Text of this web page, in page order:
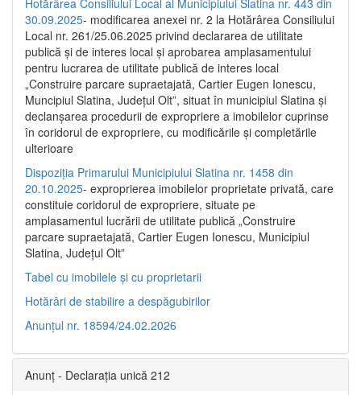
Hotărârea Consiliului Local al Municipiului Slatina nr. 443 din
30.09.2025- modificarea anexei nr. 2 la Hotărârea Consiliului
Local nr. 261/25.06.2025 privind declararea de utilitate
publică şi de interes local şi aprobarea amplasamentului
pentru lucrarea de utilitate publică de interes local
„Construire parcare supraetajată, Cartier Eugen Ionescu,
Muncipiul Slatina, Judeţul Olt”, situat în municipiul Slatina şi
declanşarea procedurii de expropriere a imobilelor cuprinse
în coridorul de expropriere, cu modificările şi completările
ulterioare
Dispoziția Primarului Municipiului Slatina nr. 1458 din
20.10.2025- exproprierea imobilelor proprietate privată, care
constituie coridorul de expropriere, situate pe
amplasamentul lucrării de utilitate publică „Construire
parcare supraetajată, Cartier Eugen Ionescu, Municipiul
Slatina, Județul Olt”
Tabel cu imobilele și cu proprietarii
Hotărâri de stabilire a despăgubirilor
Anunțul nr. 18594/24.02.2026
Anunț - Declarația unică 212